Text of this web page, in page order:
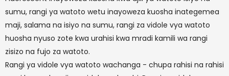
sumu, rangi ya watoto wetu inayoweza kuosha inategemea
maji, salama na isiyo na sumu, rangi za vidole vya watoto
huosha nyuso zote kwa urahisi kwa mradi kamili wa rangi
zisizo na fujo za watoto.
Rangi ya vidole vya watoto wachanga - chupa rahisi na rahisi